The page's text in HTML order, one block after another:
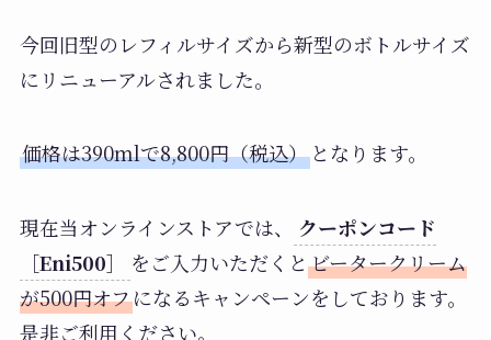
今回旧型のレフィルサイズから新型のボトルサイズ
にリニューアルされました。
価格は390mlで8,800円（税込）となります。
現在当オンラインストアでは、
クーポンコード
［Eni500］
をご入力いただくと ビータークリーム
が500円オフになるキャンペーンをしております。
是非ご利用ください。